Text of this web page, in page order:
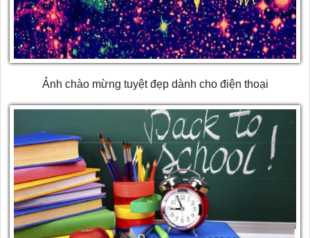
Ảnh chào mừng tuyệt đẹp dành cho điện thoại